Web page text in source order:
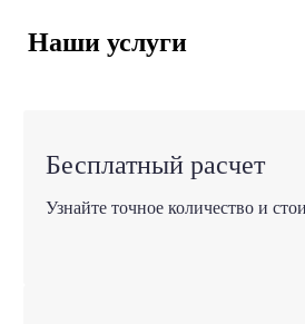
Наши услуги
Бесплатный расчет
Узнайте точное количество и